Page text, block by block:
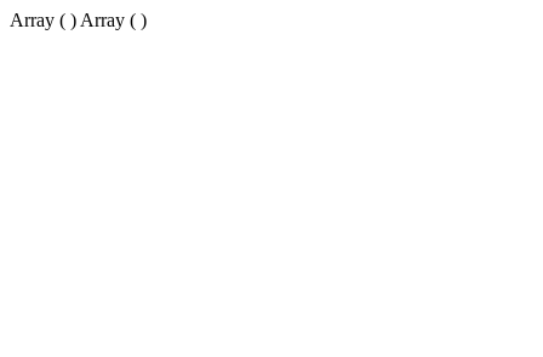
Array ( ) Array ( )